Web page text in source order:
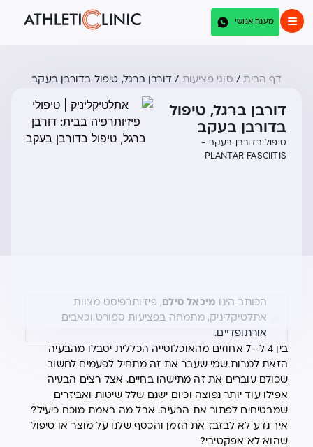
מענה אנושי
דף הבית/ סוגי פציעות /דורבן ברגל, טיפול בדורבן בעקב
דורבן ברגל, טיפול
בדורבן בעקב
טיפול בדורבן בעקב -
PLANTAR FASCIITIS
הכותב הינו מיכאל סילם , פיזיותרפיסט מצוות
אתלטיקליניק, מתמחה בפציעות ספורט וכאבים
אורתופדיים.
בין 4 ל- 7 אחוזים מהאוכלוסייה הכללית יסבלו מהבעיה
הזאת למרות שמי שעבר את זה מתחיל לפעמים לחשוב
שכולם עוברים את זה מתישהו בחיים. אצל רצים הבעיה
אפילו עוד יותר נפוצה וכיום ישנם שלל שיטות ואביזרים
שמבטיחים לפתור את הבעיה. אבל מה באמת מוכח כיעיל?
איך נדע לא לבזבז את הזמן והכסף שלנו על מוצר או טיפול
שהוא לא אפקטיבי?